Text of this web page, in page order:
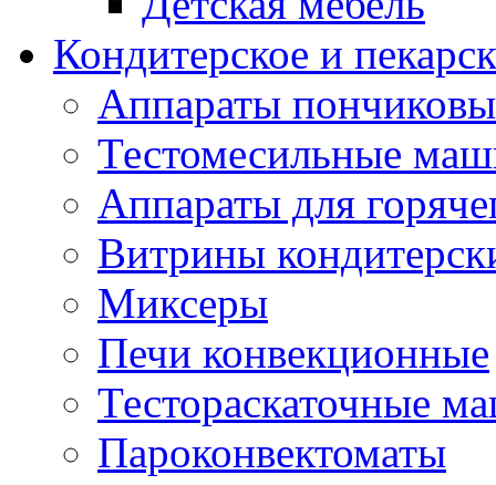
Кондитерское и
Аппараты
Тестомесильные
Аппараты для
Витрины
Миксеры
Печи конвекционные
Тестораскаточные
Пароконвектоматы